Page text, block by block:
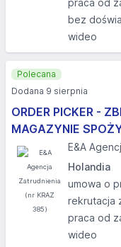
praca od
bez
wideo
ORDER PICKER -
MAGAZYNIE
E&A
Holandia
umowa o
rekrutacja
praca od
wideo
Polecana
Dodana 9 sierpnia